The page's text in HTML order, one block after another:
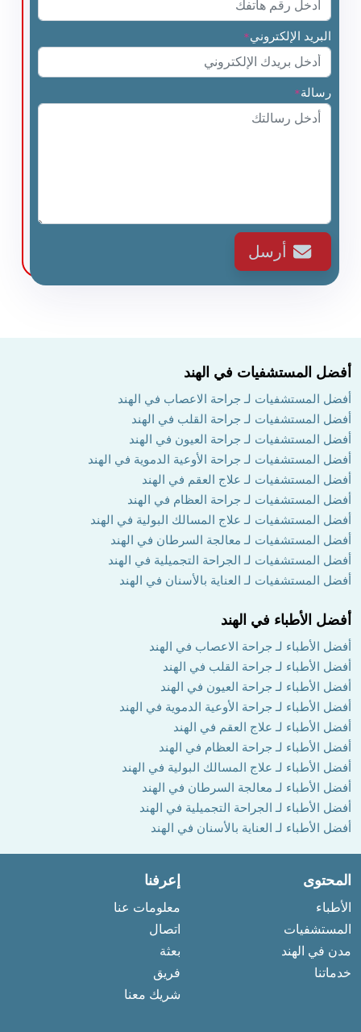
البريد الإلكتروني*
رسالة*
أرسل
أفضل المستشفيات في الهند
أفضل المستشفيات لـ جراحة الاعصاب في الهند
أفضل المستشفيات لـ جراحة القلب في الهند
أفضل المستشفيات لـ جراحة العيون في الهند
أفضل المستشفيات لـ جراحة الأوعية الدموية في الهند
أفضل المستشفيات لـ علاج العقم في الهند
أفضل المستشفيات لـ جراحة العظام في الهند
أفضل المستشفيات لـ علاج المسالك البولية في الهند
أفضل المستشفيات لـ معالجة السرطان في الهند
أفضل المستشفيات لـ الجراحة التجميلية في الهند
أفضل المستشفيات لـ العناية بالأسنان في الهند
أفضل الأطباء في الهند
أفضل الأطباء لـ جراحة الاعصاب في الهند
أفضل الأطباء لـ جراحة القلب في الهند
أفضل الأطباء لـ جراحة العيون في الهند
أفضل الأطباء لـ جراحة الأوعية الدموية في الهند
أفضل الأطباء لـ علاج العقم في الهند
أفضل الأطباء لـ جراحة العظام في الهند
أفضل الأطباء لـ علاج المسالك البولية في الهند
أفضل الأطباء لـ معالجة السرطان في الهند
أفضل الأطباء لـ الجراحة التجميلية في الهند
أفضل الأطباء لـ العناية بالأسنان في الهند
المحتوى
الأطباء
المستشفيات
مدن في الهند
خدماتنا
إعرفنا
معلومات عنا
اتصال
بعثة
فريق
شريك معنا